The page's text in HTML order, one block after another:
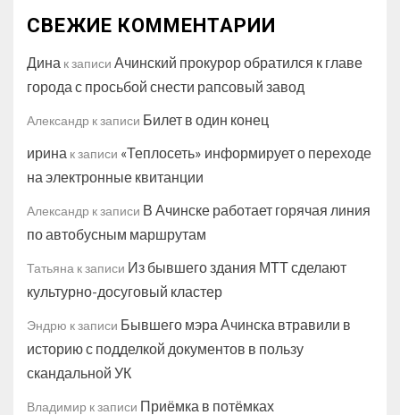
СВЕЖИЕ КОММЕНТАРИИ
Дина к записи Ачинский прокурор обратился к главе
города с просьбой снести рапсовый завод
Александр к записи Билет в один конец
ирина к записи «Теплосеть» информирует о переходе
на электронные квитанции
Александр к записи В Ачинске работает горячая линия
по автобусным маршрутам
Татьяна к записи Из бывшего здания МТТ сделают
культурно-досуговый кластер
Эндрю к записи Бывшего мэра Ачинска втравили в
историю с подделкой документов в пользу
скандальной УК
Владимир к записи Приёмка в потёмках